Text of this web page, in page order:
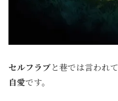
セルフラブと巷では言われ
自愛です。